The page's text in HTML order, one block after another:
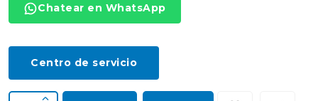
Chatear en WhatsApp
Centro de servicio